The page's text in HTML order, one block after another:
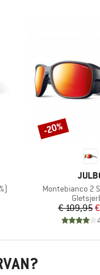
MERK
Artikel
Montebianco 2
€ 109,95
Korting
-20%